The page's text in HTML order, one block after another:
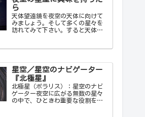
ら
天体望遠鏡を夜空の天体に向けて
みましょう。そして多くの星々を
訪れてみて下さい。すると天体望
色々なメッセージをあなたに伝え
があなたにとって一生の趣味にな
ることでしょう。
星空／星空のナビゲーター
『北極星』
北極星（ポラリス）：星空のナビ
ゲーター夜空に広がる無数の星々
の中で、ひときわ重要な役割を果